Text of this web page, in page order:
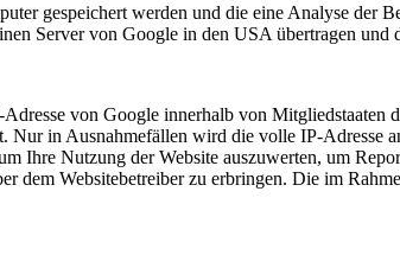
gespeichert werden und die eine Analyse der
Server von Google in den USA übertragen und
von Google innerhalb von Mitgliedstaaten
in Ausnahmefällen wird die volle IP-Adresse
Ihre Nutzung der Website auszuwerten, um
dem Websitebetreiber zu erbringen. Die im